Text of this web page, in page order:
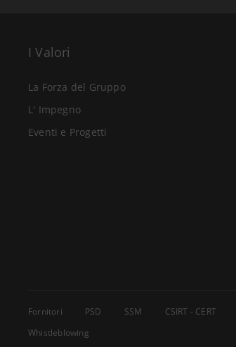
I Valori
La Forza del Gruppo
L' Impegno
Eventi e Progetti
Fornitori PSD SSM CSIRT - CERT
Whistleblowing